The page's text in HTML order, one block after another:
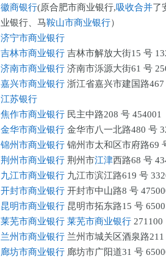
徽商银行(原合肥市商业银行,吸收合并了
业银行、马鞍山市商业银行）
济宁市商业银行
吉林市商业银行 吉林市解放大街15 号
济南市商业银行 济南市泺源大街61 号
嘉兴市商业银行 浙江省嘉兴市建国路467
江苏银行
焦作市商业银行 民主中路208 号 454001
金华市商业银行 金华市八一北路480 号
锦州市商业银行 锦州市太和区市府路69
荆州市商业银行 荆州市江津西路68 号
九江市商业银行 九江市滨江路619 号
开封市商业银行 开封市中山路8 号
昆明市商业银行 昆明市拓东路15 号
莱芜市商业银行 莱芜市商业银行 271100
兰州市商业银行 兰州市城关区酒泉路
廊坊市商业银行 廊坊市广阳道31 号